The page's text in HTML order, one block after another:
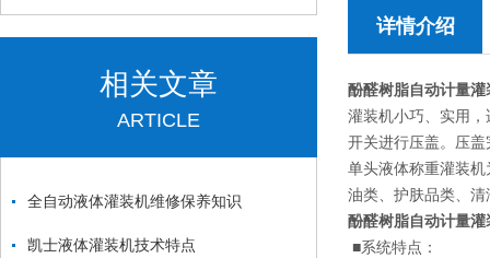
相关文章
ARTICLE
全自动液体灌装机维修保养知识
凯士液体灌装机技术特点
详情介绍
酚醛树脂自动计量灌
灌装机小巧、实用
开关进行压盖。压
单头液体称重灌装
油类、护肤品类、
酚醛树脂自动计量灌
■系统特点：